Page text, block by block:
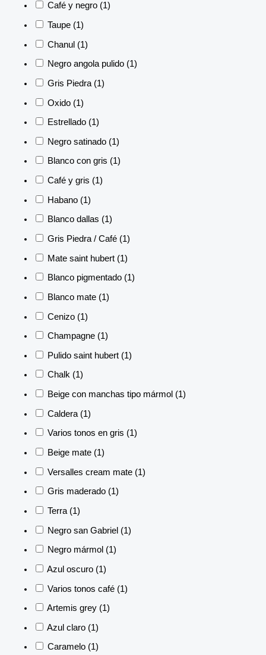
Café y negro (1)
Taupe (1)
Chanul (1)
Negro angola pulido (1)
Gris Piedra (1)
Oxido (1)
Estrellado (1)
Negro satinado (1)
Blanco con gris (1)
Café y gris (1)
Habano (1)
Blanco dallas (1)
Gris Piedra / Café (1)
Mate saint hubert (1)
Blanco pigmentado (1)
Blanco mate (1)
Cenizo (1)
Champagne (1)
Pulido saint hubert (1)
Chalk (1)
Beige con manchas tipo mármol (1)
Caldera (1)
Varios tonos en gris (1)
Beige mate (1)
Versalles cream mate (1)
Gris maderado (1)
Terra (1)
Negro san Gabriel (1)
Negro mármol (1)
Azul oscuro (1)
Varios tonos café (1)
Artemis grey (1)
Azul claro (1)
Caramelo (1)